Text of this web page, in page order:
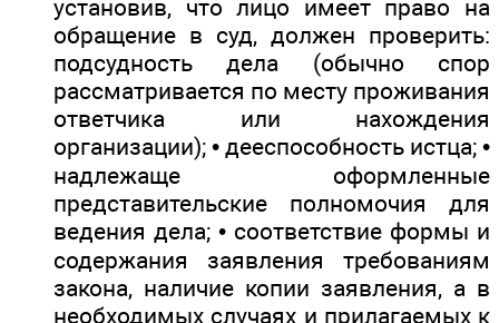
установив, что лицо имеет право на
обращение в суд, должен проверить:
подсудность дела (обычно спор
рассматривается по месту проживания
ответчика или нахождения
организации); • дееспособность истца; •
надлежаще оформленные
представительские полномочия для
ведения дела; • соответствие формы и
содержания заявления требованиям
закона, наличие копии заявления, а в
необходимых случаях и прилагаемых к